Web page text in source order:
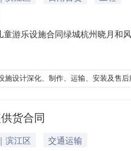
游乐设施合同绿城杭州晓月和
招标内容：杭州晓月和风项目
。招标人信息如
施设计深化、制作、运输、安装及售后
货合同
滨江区
交通运输